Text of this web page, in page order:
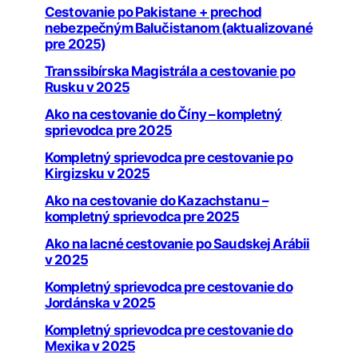
Cestovanie po Pakistane + prechod
nebezpečným Balučistanom (aktualizované
pre 2025)
Transsibírska Magistrála a cestovanie po
Rusku v 2025
Ako na cestovanie do Číny – kompletný
sprievodca pre 2025
Kompletný sprievodca pre cestovanie po
Kirgizsku v 2025
Ako na cestovanie do Kazachstanu –
kompletný sprievodca pre 2025
Ako na lacné cestovanie po Saudskej Arábii
v 2025
Kompletný sprievodca pre cestovanie do
Jordánska v 2025
Kompletný sprievodca pre cestovanie do
Mexika v 2025